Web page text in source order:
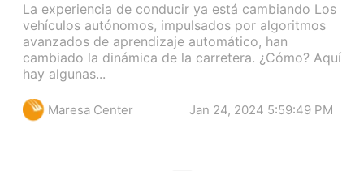
La experiencia de conducir ya está cambiando Los
vehículos autónomos, impulsados por algoritmos
avanzados de aprendizaje automático, han
cambiado la dinámica de la carretera. ¿Cómo? Aquí
hay algunas...
Maresa Center Jan 24, 2024 5:59:49 PM